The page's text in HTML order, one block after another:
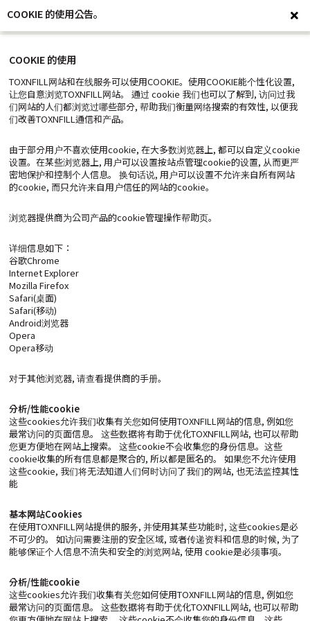
COOKIE 的使用公告。
COOKIE 的使用
TOXNFILL网站和在线服务可以使用COOKIE。使用COOKIE能个性化设置,
让您自意浏览TOXNFILL网站。 通过 cookie 我们也可以了解到, 访问过我
们网站的人们都浏览过哪些部分, 帮助我们衡量网络搜索的有效性, 以便我
们改善TOXNFILL通信和产品。
由于部分用户不喜欢使用cookie, 在大多数浏览器上, 都可以自定义cookie
设置。在某些浏览器上, 用户可以设置按站点管理cookie的设置, 从而更严
密地保护和控制个人信息。 换句话说, 用户可以设置不允许来自所有网站
的cookie, 而只允许来自用户信任的网站的cookie。
浏览器提供商为公司产品的cookie管理操作帮助页。
详细信息如下：
谷歌Chrome
Internet Explorer
Mozilla Firefox
Safari(桌面)
Safari(移动)
Android浏览器
Opera
Opera移动
对于其他浏览器, 请查看提供商的手册。
分析/性能cookie
这些cookies允许我们收集有关您如何使用TOXNFILL网站的信息, 例如您
最常访问的页面信息。 这些数据将有助于优化TOXNFILL网站, 也可以帮助
您更方便地在网站上搜索。 这些cookie不会收集您的身份信息。这些
cookie收集的所有信息都是聚合的, 所以都是匿名的。 如果您不允许使用
这些cookie, 我们将无法知道人们何时访问了我们的网站, 也无法监控其性
能
基本网站Cookies
在使用TOXNFILL网站提供的服务, 并使用其某些功能时, 这些cookies是必
不可少的。 如访问需要注册的安全区域, 或者传递资料和信息的时候, 为了
能够保证个人信息不流失和安全的浏览网站, 使用 cookie是必须事项。
分析/性能cookie
这些cookies允许我们收集有关您如何使用TOXNFILL网站的信息, 例如您
最常访问的页面信息。 这些数据将有助于优化TOXNFILL网站, 也可以帮助